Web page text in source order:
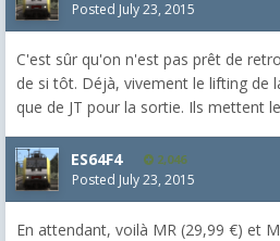
Posted July 23, 2015
C'est sûr qu'on n'est pas prêt de
de si tôt. Déjà, vivement le lifting de
que de JT pour la sortie. Ils mettent
ES64F4 2,046
Posted July 23, 2015
En attendant, voilà MR (29,99 €) et